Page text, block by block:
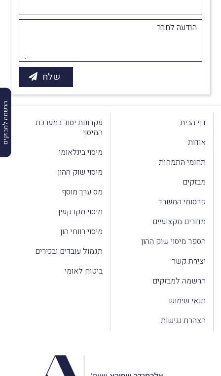
הרשמה למבזקים
הודעה לחבר
דף הבית
אודות
תחומי התמחות
מבזקים
פרסומי המשרד
מדורים מקצועיים
הספר מיסוי שוק ההון
יצירת קשר
הרשמה למבזקים
תנאי שימוש
הצהרת נגישות
עקרונות יסוד במערכת
המיסוי
מיסוי בינלאומי
מיסוי שוק ההון
מס ערך מוסף
מיסוי מקרקעין
מיסוי רווחי הון
תגמול עובדים ובכירים
ביטוח לאומי